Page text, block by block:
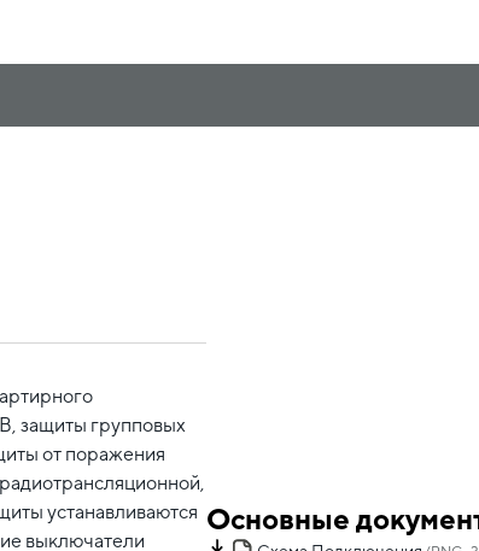
защиты групповых
от поражения
устанавливаются
выключатели
Основные